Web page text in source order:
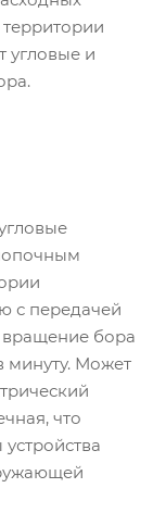
угловые и
с передачей
вращение бора
минуту. Может
что